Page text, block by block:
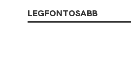
LEGFONTOSABB